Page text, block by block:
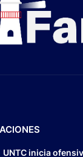
UNTC inicia